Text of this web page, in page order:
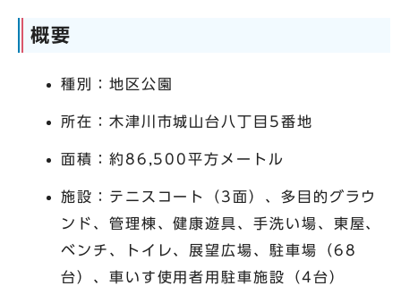
概要
種別：地区公園
所在：木津川市城山台八丁目5番地
面積：約86,500平方メートル
施設：テニスコート（3面）、多目的グラウ
ンド、管理棟、健康遊具、手洗い場、東屋、
ベンチ、トイレ、展望広場、駐車場（68
台）、車いす使用者用駐車施設（4台）